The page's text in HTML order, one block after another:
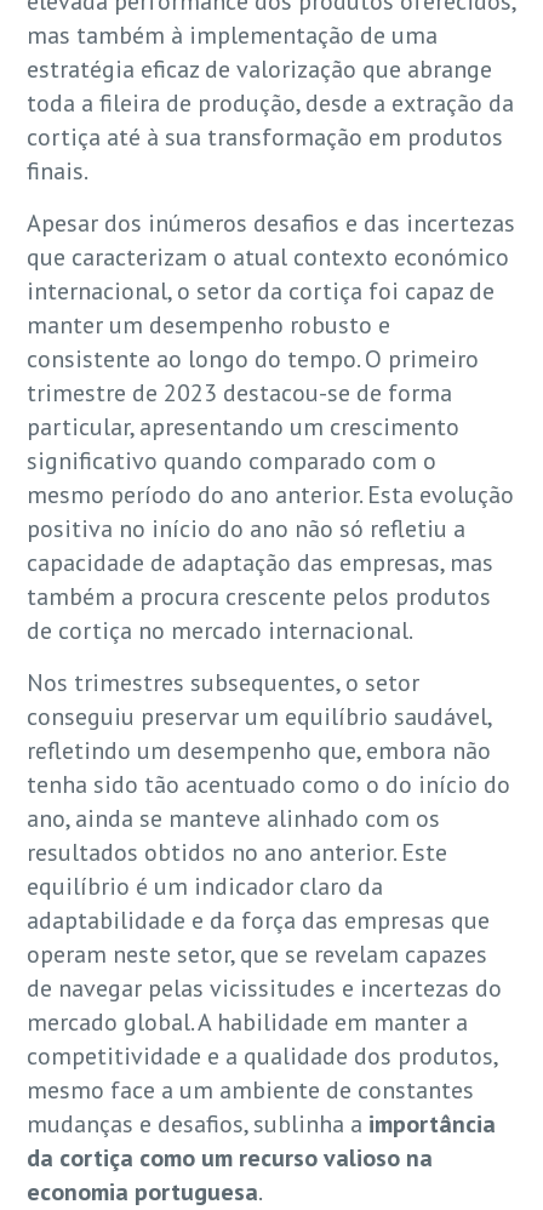
mas também à implementação de uma
estratégia eficaz de valorização que abrange
toda a fileira de produção, desde a extração da
cortiça até à sua transformação em produtos
finais.
Apesar dos inúmeros desafios e das incertezas
que caracterizam o atual contexto económico
internacional, o setor da cortiça foi capaz de
manter um desempenho robusto e
consistente ao longo do tempo. O primeiro
trimestre de 2023 destacou-se de forma
particular, apresentando um crescimento
significativo quando comparado com o
mesmo período do ano anterior. Esta evolução
positiva no início do ano não só refletiu a
capacidade de adaptação das empresas, mas
também a procura crescente pelos produtos
de cortiça no mercado internacional.
Nos trimestres subsequentes, o setor
conseguiu preservar um equilíbrio saudável,
refletindo um desempenho que, embora não
tenha sido tão acentuado como o do início do
ano, ainda se manteve alinhado com os
resultados obtidos no ano anterior. Este
equilíbrio é um indicador claro da
adaptabilidade e da força das empresas que
operam neste setor, que se revelam capazes
de navegar pelas vicissitudes e incertezas do
mercado global. A habilidade em manter a
competitividade e a qualidade dos produtos,
mesmo face a um ambiente de constantes
mudanças e desafios, sublinha a importância
da cortiça como um recurso valioso na
economia portuguesa.